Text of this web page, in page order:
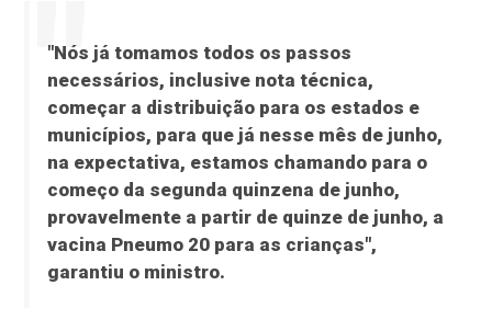
"Nós já tomamos todos os passos
necessários, inclusive nota técnica,
começar a distribuição para os estados e
municípios, para que já nesse mês de junho,
na expectativa, estamos chamando para o
começo da segunda quinzena de junho,
provavelmente a partir de quinze de junho, a
vacina Pneumo 20 para as crianças",
garantiu o ministro.